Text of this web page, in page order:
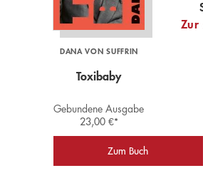
Powered by
Usercentrics Consent
Platform
DANA VON SUFFRIN
Toxibaby
Gebundene Ausgabe
23,00 €*
Zum Buch
Zur